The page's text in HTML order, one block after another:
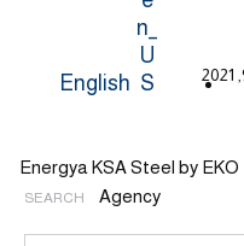
English
Energya KSA Steel by EKO
Agency
SEARCH